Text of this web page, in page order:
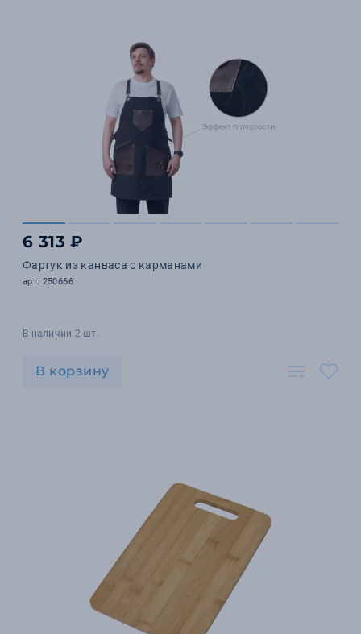
6 313 ₽
Фартук из канваса с карманами
арт. 250666
В наличии 2 шт.
В корзину